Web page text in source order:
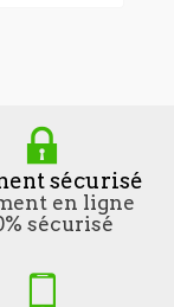
sécurisé
en ligne
sécurisé